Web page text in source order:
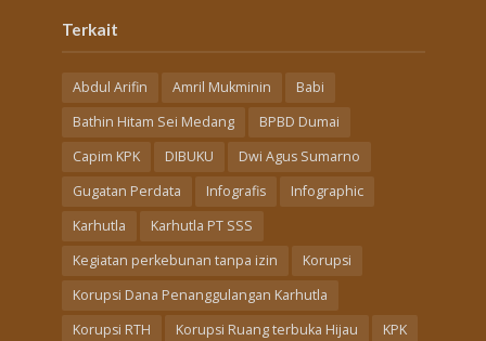
Terkait
Abdul Arifin Amril Mukminin
Babi
Bathin Hitam Sei Medang
BPBD Dumai
Capim KPK
DIBUKU
Dwi Agus Sumarno
Gugatan Perdata
Infografis
Infographic
Karhutla
Karhutla PT SSS
Kegiatan perkebunan tanpa izin
Korupsi
Korupsi Dana Penanggulangan Karhutla
Korupsi RTH
Korupsi Ruang terbuka Hijau
KPK